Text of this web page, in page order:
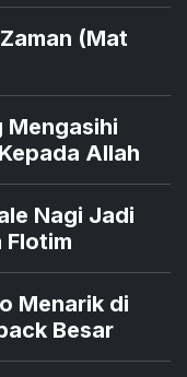
(Mat
Mengasihi
Allah
Nagi Jadi
Flotim
Menarik di
Besar